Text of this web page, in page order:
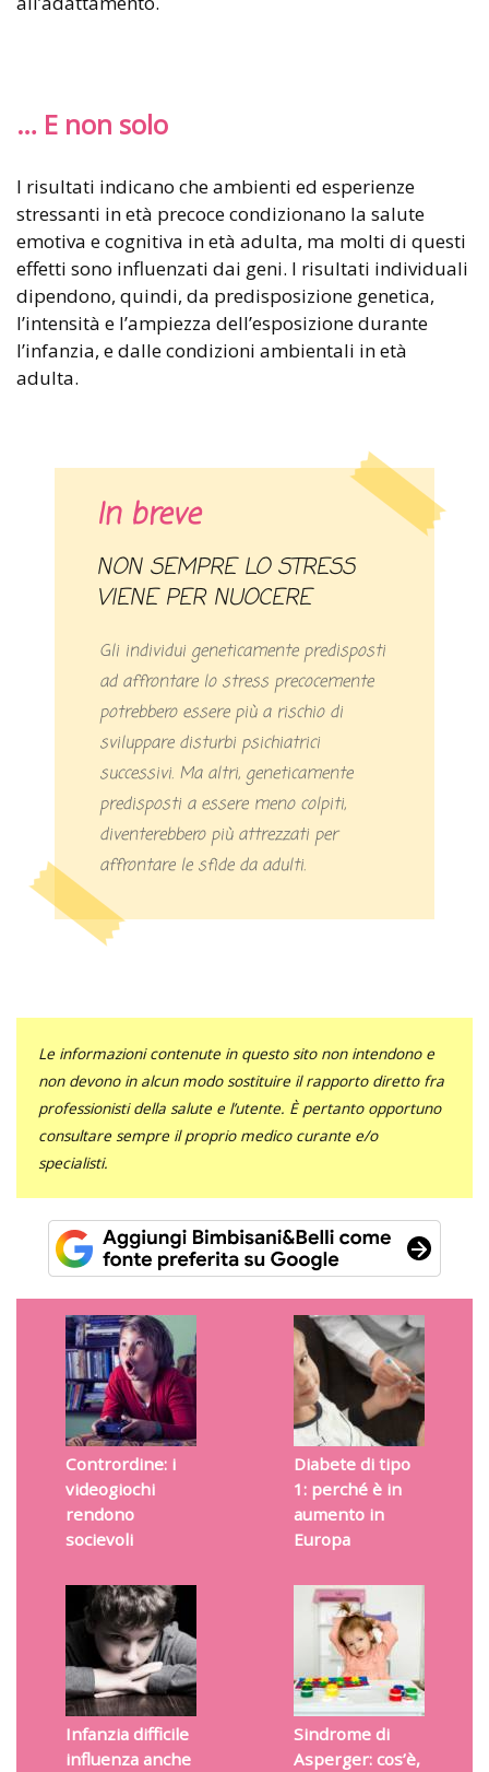
… E non solo
I risultati indicano che ambienti ed esperienze
stressanti in età precoce condizionano la salute
emotiva e cognitiva in età adulta, ma molti di questi
effetti sono influenzati dai geni. I risultati individuali
dipendono, quindi, da predisposizione genetica,
l’intensità e l’ampiezza dell’esposizione durante
l’infanzia, e dalle condizioni ambientali in età
adulta.
In breve
NON SEMPRE LO STRESS
VIENE PER NUOCERE
Gli individui geneticamente predisposti
ad affrontare lo stress precocemente
potrebbero essere più a rischio di
sviluppare disturbi psichiatrici
successivi. Ma altri, geneticamente
predisposti a essere meno colpiti,
diventerebbero più attrezzati per
affrontare le sfide da adulti.
Le informazioni contenute in questo sito non intendono e
non devono in alcun modo sostituire il rapporto diretto fra
professionisti della salute e l’utente. È pertanto opportuno
consultare sempre il proprio medico curante e/o
specialisti.
Contrordine: i
videogiochi
rendono
socievoli
Diabete di tipo
1: perché è in
aumento in
Europa
Infanzia difficile
influenza anche
Sindrome di
Asperger: cos’è,